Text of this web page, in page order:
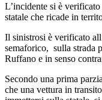
L’incidente si è
statale che ricade in
Il sinistrosi è verificato
semaforico, sulla strada
Ruffano e in senso
Secondo una prima
che una vettura in